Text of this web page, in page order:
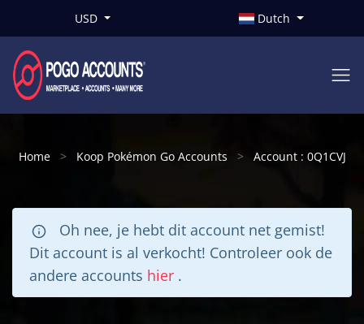
USD Dutch
Home Koop Pokémon Go Accounts Account : 0Q1CVJ
Oh nee, je hebt dit account net gemist!
Dit account is al verkocht! Controleer ook de
andere accounts hier .